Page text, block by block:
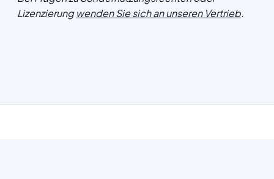
Lizenzierungwenden Sie sich an unseren Vertrieb.